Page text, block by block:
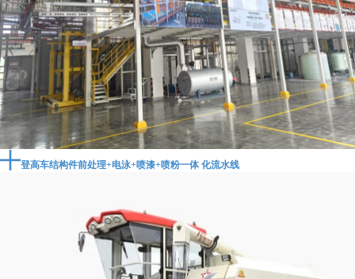
​登高车结构件前处理+电泳+喷漆+喷粉一体 化流水线